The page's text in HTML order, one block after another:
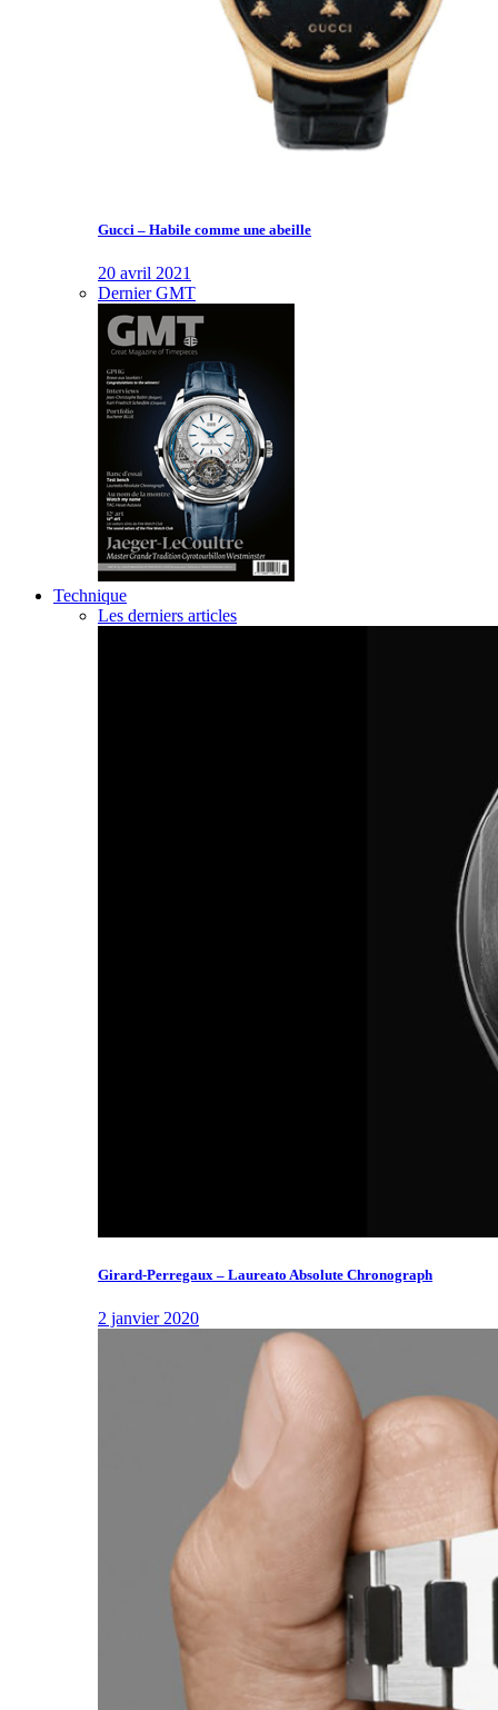
Gucci – Habile comme une abeille
20 avril 2021
Dernier GMT
Technique
Les derniers articles
Girard-Perregaux – Laureato Absolute Chronograph
2 janvier 2020